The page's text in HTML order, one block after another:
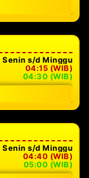
Senin s/d Minggu
04:15 (WIB)
04:30 (WIB)
Senin s/d Minggu
04:40 (WIB)
05:00 (WIB)